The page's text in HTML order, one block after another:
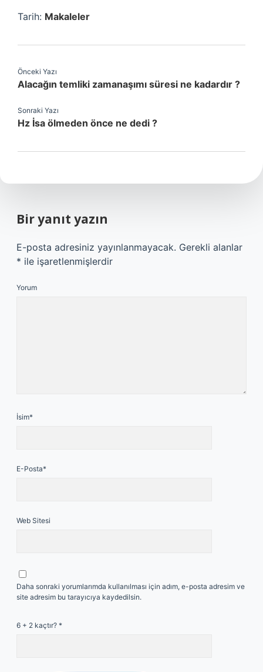
Tarih: Makaleler
Önceki Yazı
Alacağın temliki zamanaşımı süresi ne kadardır ?
Sonraki Yazı
Hz İsa ölmeden önce ne dedi ?
Bir yanıt yazın
E-posta adresiniz yayınlanmayacak. Gerekli alanlar
* ile işaretlenmişlerdir
Yorum
İsim*
E-Posta*
Web Sitesi
Daha sonraki yorumlarımda kullanılması için adım, e-posta adresim ve
site adresim bu tarayıcıya kaydedilsin.
6 + 2 kaçtır? *